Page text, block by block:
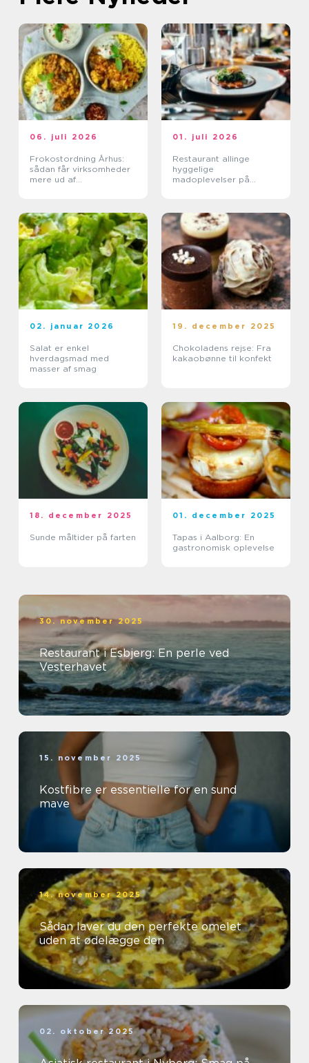
06. juli 2026
Frokostordning Århus:
sådan får virksomheder
mere ud af
01. juli 2026
Restaurant allinge
hyggelige
madoplevelser på
02. januar 2026
Salat er enkel
hverdagsmad med
masser af smag
19. december 2025
Chokoladens rejse: Fra
kakaobønne til konfekt
18. december 2025
Sunde måltider på farten
01. december 2025
Tapas i Aalborg: En
gastronomisk oplevelse
30. november 2025
Restaurant i Esbjerg: En perle ved
Vesterhavet
15. november 2025
Kostfibre er essentielle for en sund
mave
14. november 2025
Sådan laver du den perfekte omelet
uden at ødelægge den
02. oktober 2025